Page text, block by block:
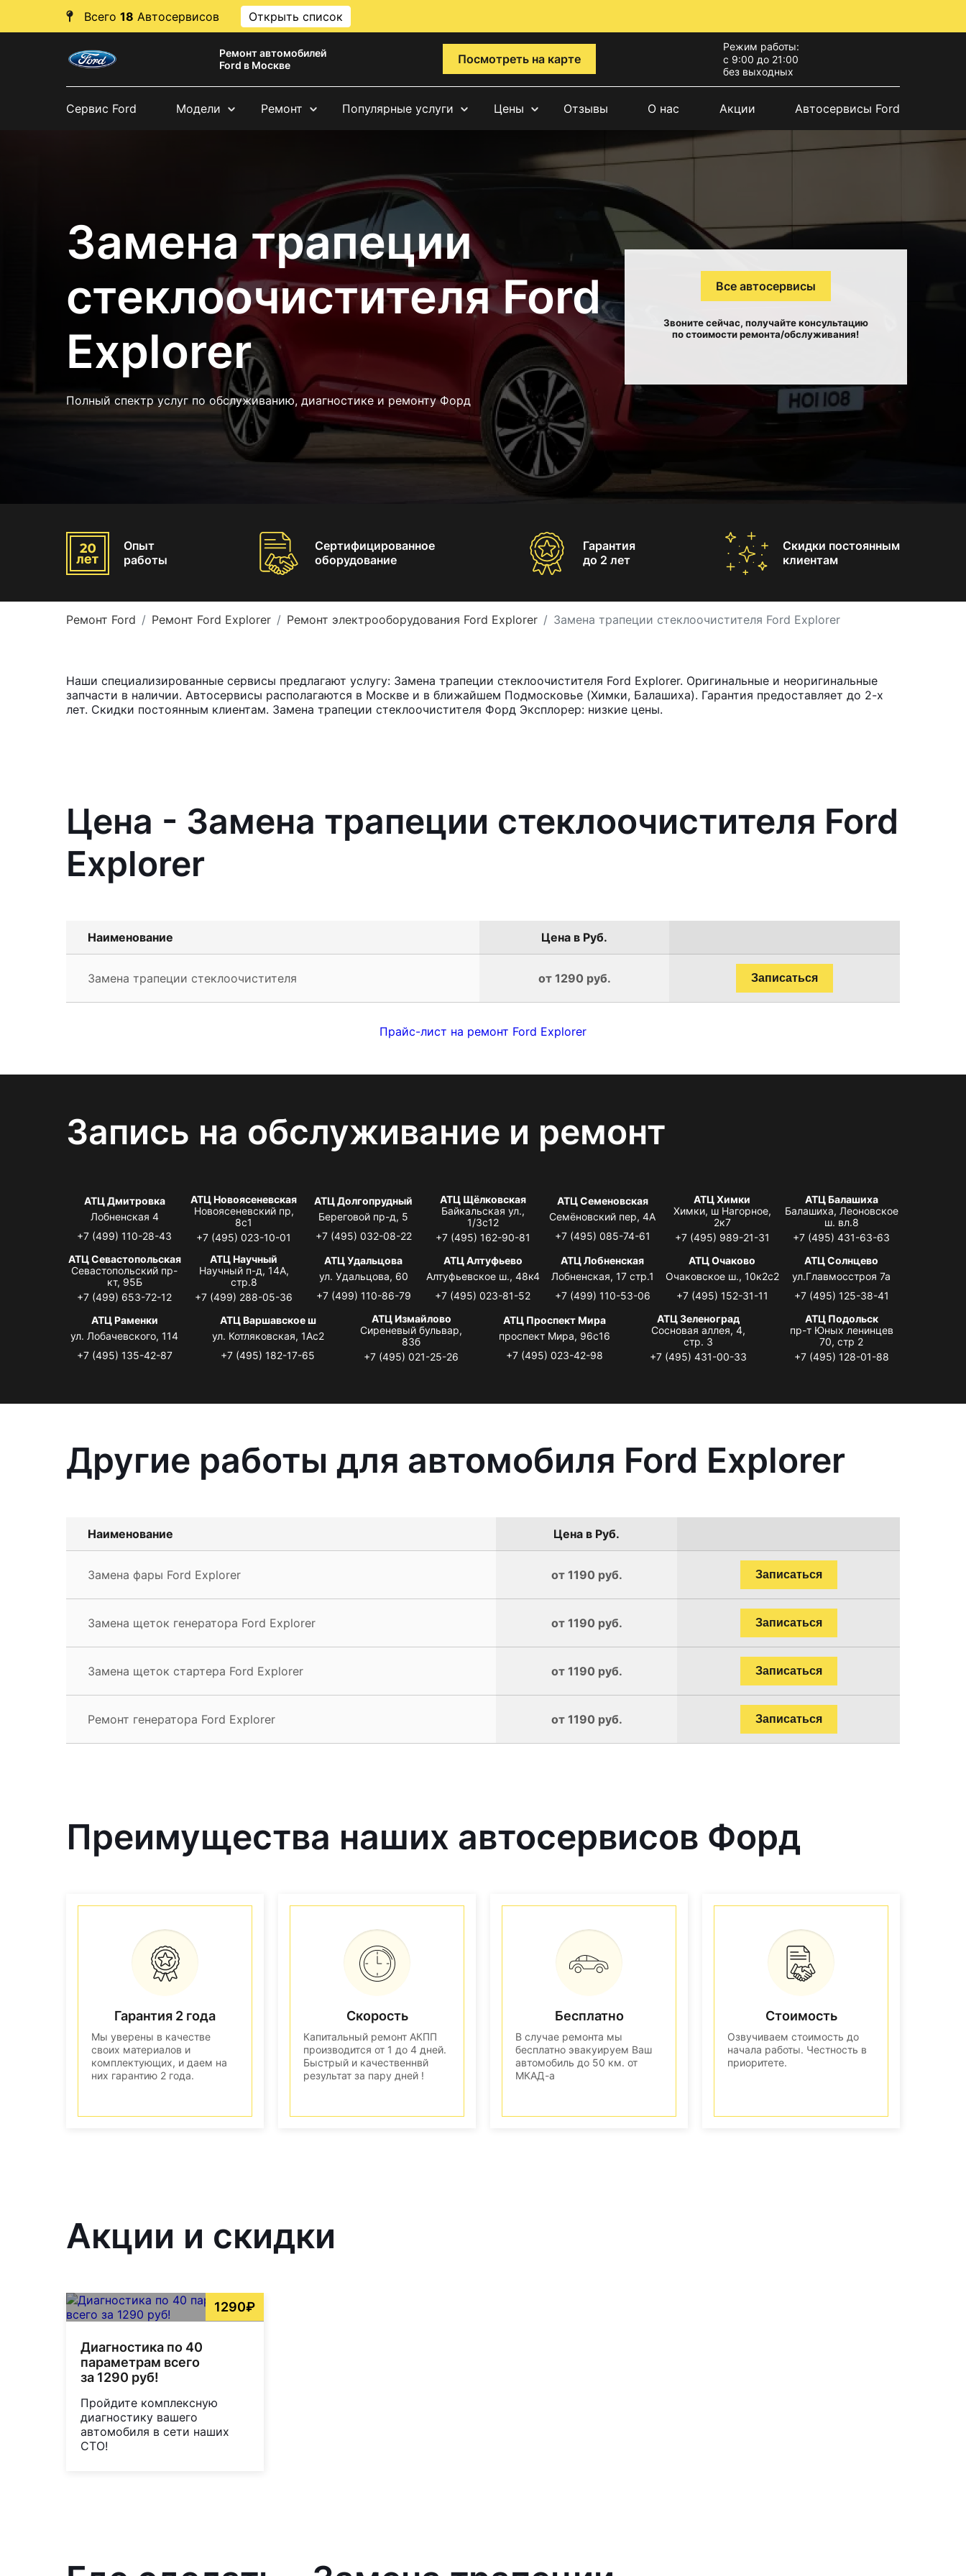
Всего 18 Автосервисов Открыть список
Ремонт автомобилей
Ford в Москве
Посмотреть на карте
Режим работы:
с 9:00 до 21:00
без выходных
Сервис Ford Модели Ремонт Популярные услуги Цены Отзывы О нас Акции Автосервисы Ford
Замена трапеции
стеклоочистителя Ford
Explorer
Полный спектр услуг по обслуживанию, диагностике и ремонту Форд
Все автосервисы
Звоните сейчас, получайте консультацию
по стоимости ремонта/обслуживания!
Опыт
работы
Сертифицированное
оборудование
Гарантия
до 2 лет
Скидки постоянным
клиентам
Ремонт Ford Ремонт Ford Explorer Ремонт электрооборудования Ford Explorer Замена трапеции стеклоочистителя Ford Explorer
Наши специализированные сервисы предлагают услугу: Замена трапеции стеклоочистителя Ford Explorer. Оригинальные и неоригинальные
запчасти в наличии. Автосервисы располагаются в Москве и в ближайшем Подмосковье (Химки, Балашиха). Гарантия предоставляет до 2-х
лет. Скидки постоянным клиентам. Замена трапеции стеклоочистителя Форд Эксплорер: низкие цены.
Цена - Замена трапеции стеклоочистителя Ford
Explorer
Наименование Цена в Руб.
Замена трапеции стеклоочистителя от 1290 руб. Записаться
Прайс-лист на ремонт Ford Explorer
Запись на обслуживание и ремонт
АТЦ Дмитровка
Лобненская 4
+7 (499) 110-28-43
АТЦ Новоясеневская
Новоясеневский пр,
8с1
+7 (495) 023-10-01
АТЦ Долгопрудный
Береговой пр-д, 5
+7 (495) 032-08-22
АТЦ Щёлковская
Байкальская ул.,
1/3с12
+7 (495) 162-90-81
АТЦ Семеновская
Семёновский пер, 4А
+7 (495) 085-74-61
АТЦ Химки
Химки, ш Нагорное,
2к7
+7 (495) 989-21-31
АТЦ Балашиха
Балашиха, Леоновское
ш. вл.8
+7 (495) 431-63-63
АТЦ Севастопольская
Севастопольский пр-
кт, 95Б
+7 (499) 653-72-12
АТЦ Научный
Научный п-д, 14А,
стр.8
+7 (499) 288-05-36
АТЦ Удальцова
ул. Удальцова, 60
+7 (499) 110-86-79
АТЦ Алтуфьево
Алтуфьевское ш., 48к4
+7 (495) 023-81-52
АТЦ Лобненская
Лобненская, 17 стр.1
+7 (499) 110-53-06
АТЦ Очаково
Очаковское ш., 10к2с2
+7 (495) 152-31-11
АТЦ Солнцево
ул.Главмосстроя 7а
+7 (495) 125-38-41
АТЦ Раменки
ул. Лобачевского, 114
+7 (495) 135-42-87
АТЦ Варшавское ш
ул. Котляковская, 1Ас2
+7 (495) 182-17-65
АТЦ Измайлово
Сиреневый бульвар,
83б
+7 (495) 021-25-26
АТЦ Проспект Мира
проспект Мира, 96с16
+7 (495) 023-42-98
АТЦ Зеленоград
Сосновая аллея, 4,
стр. 3
+7 (495) 431-00-33
АТЦ Подольск
пр-т Юных ленинцев
70, стр 2
+7 (495) 128-01-88
Другие работы для автомобиля Ford Explorer
Наименование Цена в Руб.
Замена фары Ford Explorer от 1190 руб. Записаться
Замена щеток генератора Ford Explorer от 1190 руб. Записаться
Замена щеток стартера Ford Explorer от 1190 руб. Записаться
Ремонт генератора Ford Explorer от 1190 руб. Записаться
Преимущества наших автосервисов Форд
Гарантия 2 года
Мы уверены в качестве
своих материалов и
комплектующих, и даем на
них гарантию 2 года.
Скорость
Капитальный ремонт АКПП
производится от 1 до 4 дней.
Быстрый и качественнвй
результат за пару дней !
Бесплатно
В случае ремонта мы
бесплатно эвакуируем Ваш
автомобиль до 50 км. от
МКАД-а
Стоимость
Озвучиваем стоимость до
начала работы. Честность в
приоритете.
Акции и скидки
1290₽
Диагностика по 40
параметрам всего
за 1290 руб!
Пройдите комплексную
диагностику вашего
автомобиля в сети наших
СТО!